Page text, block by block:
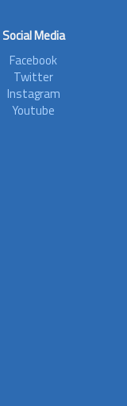
Social Media
Facebook
Twitter
Instagram
Youtube